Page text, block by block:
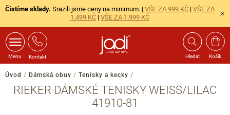
Čistíme sklady. Srazili jsme ceny na minimum. | VŠE ZA 999 KČ | VŠE ZA
1.499 KČ | VŠE ZA 1.999 KČ
Menu Kontakt Hledat Košík
Úvod / Dámská obuv / Tenisky a kecky /
RIEKER DÁMSKÉ TENISKY WEISS/LILAC
41910-81